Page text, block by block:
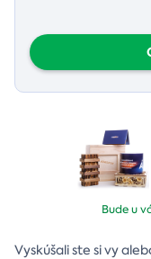
Bude u
Vyskúšali ste si vy